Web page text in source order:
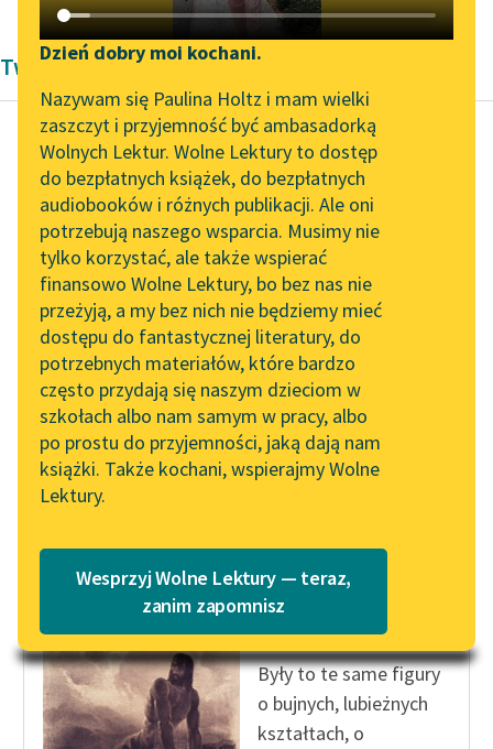
Katalog DAISY
Podkasty o książkach
Zgłoś brak utworu
Aktualności
Zapraszamy na spotkanie
online z tłumaczkami
literatury skandynawskiej
Spotkanie z Katarzyną
Tunkiel w Oslo
Wolne Lektury na 32.
Pol’and’Rock Festivalu
„Kochanek Lady
Chatterley” do słuchania
na Wolnych Lekturach
Nowy audiobook –
„Marzenie o Oriencie”
Lektury szkolne i klasyka
literatury do słuchania dla
uczennic i uczniów z
niepełnosprawnościami
Narzędzia
Mapa Wolnych Lektur
Leśmianator
Przewodnik dla piszących i
czytających
API
OAI-PMH
Widget Wolnych Lektur
Przypisy
Katalog w formacie PDF
Dzień dobry moi kochani.
Nazywam się Paulina Holtz i mam wielki
zaszczyt i przyjemność być ambasadorką
Wolnych Lektur. Wolne Lektury to dostęp
do bezpłatnych książek, do bezpłatnych
audiobooków i różnych publikacji. Ale oni
potrzebują naszego wsparcia. Musimy nie
tylko korzystać, ale także wspierać
finansowo Wolne Lektury, bo bez nas nie
przeżyją, a my bez nich nie będziemy mieć
dostępu do fantastycznej literatury, do
potrzebnych materiałów, które bardzo
często przydają się naszym dzieciom w
szkołach albo nam samym w pracy, albo
po prostu do przyjemności, jaką dają nam
książki. Także kochani, wspierajmy Wolne
Lektury.
Wesprzyj Wolne Lektury — teraz,
zanim zapomnisz
Twórczość Romantyzm Aleksandra Dumas
Aleksander Dumas (ojciec)
Hrabia Monte
Christo
W dolinie tej były
przepyszne ogrody,
sadzone przez Hasana
ben Sabaha, a w tych
ogrodach...
Czytaj więcej
Aleksander Dumas (ojciec)
Hrabia Monte
Christo
Były to te same figury
o bujnych, lubieżnych
kształtach, o